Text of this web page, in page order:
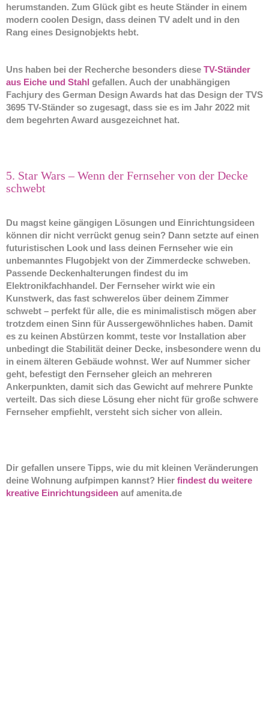
herumstanden. Zum Glück gibt es heute Ständer in einem
modern coolen Design, dass deinen TV adelt und in den
Rang eines Designobjekts hebt.
Uns haben bei der Recherche besonders diese TV-Ständer
aus Eiche und Stahl gefallen. Auch der unabhängigen
Fachjury des German Design Awards hat das Design der TVS
3695 TV-Ständer so zugesagt, dass sie es im Jahr 2022 mit
dem begehrten Award ausgezeichnet hat.
5. Star Wars – Wenn der Fernseher von der Decke
schwebt
Du magst keine gängigen Lösungen und Einrichtungsideen
können dir nicht verrückt genug sein? Dann setzte auf einen
futuristischen Look und lass deinen Fernseher wie ein
unbemanntes Flugobjekt von der Zimmerdecke schweben.
Passende Deckenhalterungen findest du im
Elektronikfachhandel. Der Fernseher wirkt wie ein
Kunstwerk, das fast schwerelos über deinem Zimmer
schwebt – perfekt für alle, die es minimalistisch mögen aber
trotzdem einen Sinn für Aussergewöhnliches haben. Damit
es zu keinen Abstürzen kommt, teste vor Installation aber
unbedingt die Stabilität deiner Decke, insbesondere wenn du
in einem älteren Gebäude wohnst. Wer auf Nummer sicher
geht, befestigt den Fernseher gleich an mehreren
Ankerpunkten, damit sich das Gewicht auf mehrere Punkte
verteilt. Das sich diese Lösung eher nicht für große schwere
Fernseher empfiehlt, versteht sich sicher von allein.
Dir gefallen unsere Tipps, wie du mit kleinen Veränderungen
deine Wohnung aufpimpen kannst? Hier findest du weitere
kreative Einrichtungsideen auf amenita.de